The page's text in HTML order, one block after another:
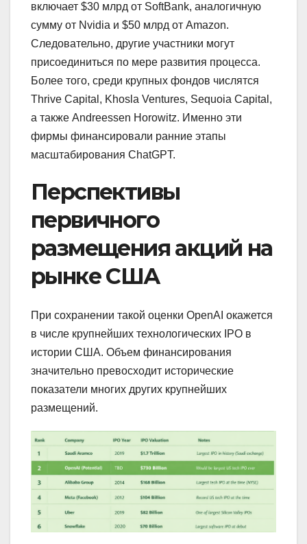
включает $30 млрд от SoftBank, аналогичную
сумму от Nvidia и $50 млрд от Amazon.
Следовательно, другие участники могут
присоединиться по мере развития процесса.
Более того, среди крупных фондов числятся
Thrive Capital, Khosla Ventures, Sequoia Capital,
а также Andreessen Horowitz. Именно эти
фирмы финансировали ранние этапы
масштабирования ChatGPT.
Перспективы
первичного
размещения акций на
рынке США
При сохранении такой оценки OpenAI окажется
в числе крупнейших технологических IPO в
истории США. Объем финансирования
значительно превосходит исторические
показатели многих других крупнейших
размещений.